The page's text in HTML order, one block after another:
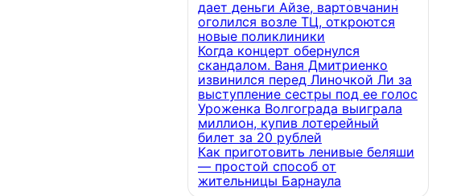
дает деньги Айзе, вартовчанин
оголился возле ТЦ, откроются
новые поликлиники
Когда концерт обернулся
скандалом. Ваня Дмитриенко
извинился перед Линочкой Ли за
выступление сестры под ее голос
Уроженка Волгограда выиграла
миллион, купив лотерейный
билет за 20 рублей
Как приготовить ленивые беляши
— простой способ от
жительницы Барнаула